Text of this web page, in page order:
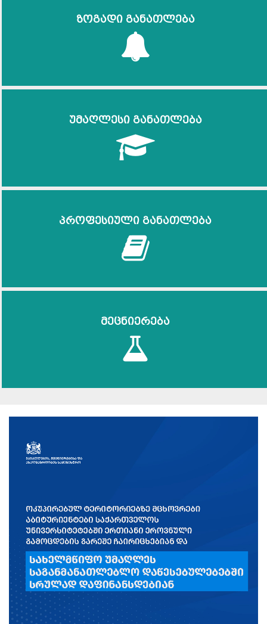
ზოგადი განათლება
უმაღლესი განათლება
პროფესიული განათლება
მეცნიერება